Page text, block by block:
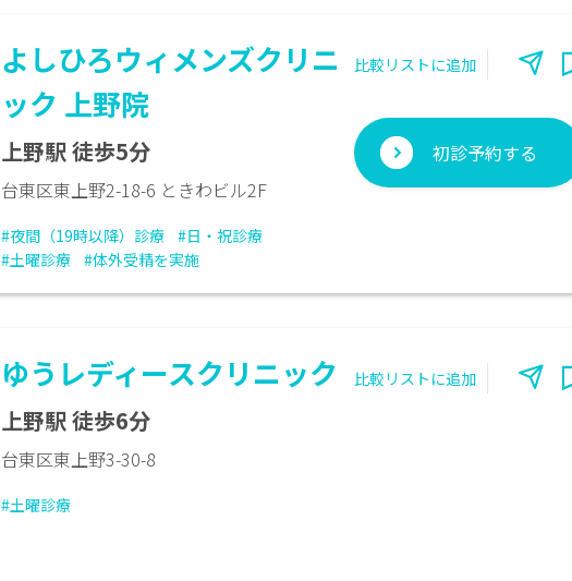
比較リストに追加
よしひろウィメンズクリニ
ック 上野院
上野駅 徒歩5分
台東区東上野2-18-6 ときわビル2F
#夜間（19時以降）診療 #日・祝診療
#土曜診療 #体外受精を実施
初診予約する
比較リストに追加
ゆうレディースクリニック
上野駅 徒歩6分
台東区東上野3-30-8
#土曜診療